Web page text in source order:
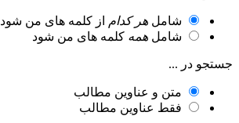
شامل هر کدام از کلمه های من شود
شامل همه کلمه های من شود
جستجو در ...
متن و عناوین مطالب
فقط عناوین مطالب